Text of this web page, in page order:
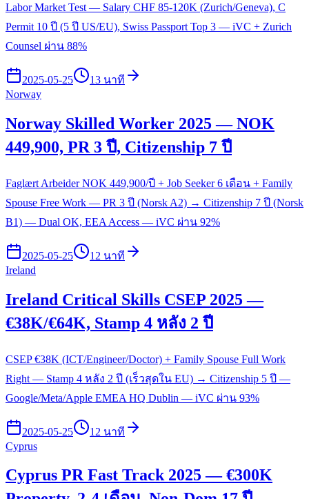
Labor Market Test — Salary CHF 85-120K (Zurich/Geneva), C
Permit 10 ปี (5 ปี US/EU), Swiss Passport Top 3 — iVC + Zurich
Counsel ผ่าน 88%
2025-05-25
13 นาที
Norway
Norway Skilled Worker 2025 — NOK
449,900, PR 3 ปี, Citizenship 7 ปี
Faglært Arbeider NOK 449,900/ปี + Job Seeker 6 เดือน + Family
Spouse Free Work — PR 3 ปี (Norsk A2) → Citizenship 7 ปี (Norsk
B1) — Dual OK, EEA Access — iVC ผ่าน 92%
2025-05-25
12 นาที
Ireland
Ireland Critical Skills CSEP 2025 —
€38K/€64K, Stamp 4 หลัง 2 ปี
CSEP €38K (ICT/Engineer/Doctor) + Family Spouse Full Work
Right — Stamp 4 หลัง 2 ปี (เร็วสุดใน EU) → Citizenship 5 ปี —
Google/Meta/Apple EMEA HQ Dublin — iVC ผ่าน 93%
2025-05-25
12 นาที
Cyprus
Cyprus PR Fast Track 2025 — €300K